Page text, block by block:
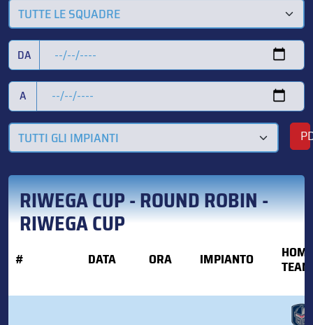
TUTTE LE SQUADRE
DA
A
TUTTI GLI IMPIANTI
RIWEGA CUP - ROUND ROBIN -
RIWEGA CUP
# DATA ORA IMPIANTO HOME
TEAM